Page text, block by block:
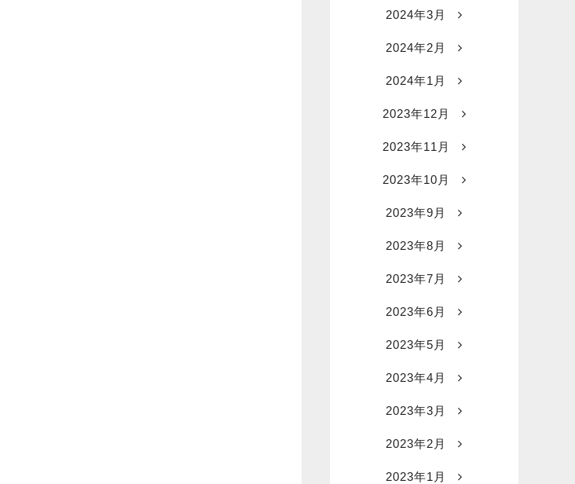
2024年3月
2024年2月
2024年1月
2023年12月
2023年11月
2023年10月
2023年9月
2023年8月
2023年7月
2023年6月
2023年5月
2023年4月
2023年3月
2023年2月
2023年1月